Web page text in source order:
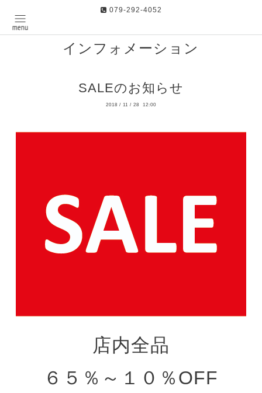
079-292-4052
インフォメーション
SALEのお知らせ
2018 / 11 / 28 12:00
店内全品
６５％～１０％OFF